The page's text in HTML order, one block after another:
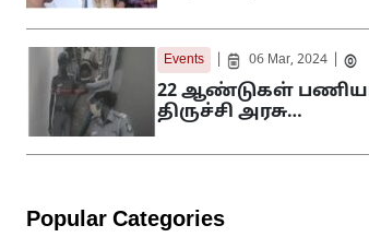
Events 06 Mar, 2024
22 ஆண்டுகள்
திருச்சி அரசு…
Popular Categories